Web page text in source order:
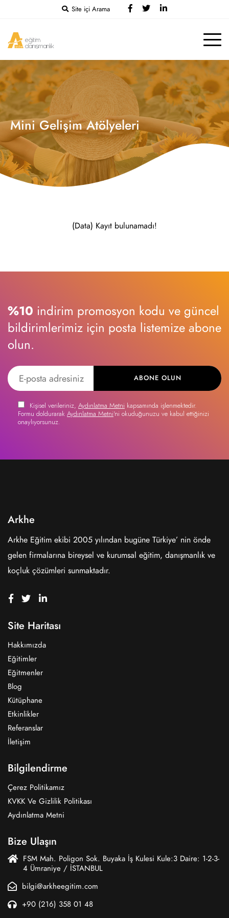
Site içi Arama
Mini Gelişim Atölyeleri
(Data) Kayıt bulunamadı!
%10 indirim promosyon kodu ve güncel
bildirimlerimiz için posta listemize abone
olun.
ABONE OLUN
Kişisel verileriniz, Aydınlatma Metni kapsamında işlenmektedir.
Formu doldurarak Aydınlatma Metni'ni okuduğunuzu ve kabul ettiğinizi
onaylıyorsunuz.
Arkhe
Arkhe Eğitim ekibi 2005 yılından bugüne Türkiye’ nin önde
gelen firmalarına bireysel ve kurumsal eğitim, danışmanlık ve
koçluk çözümleri sunmaktadır.
Site Haritası
Hakkımızda
Eğitimler
Eğitmenler
Blog
Kütüphane
Etkinlikler
Referanslar
İletişim
Bilgilendirme
Çerez Politikamız
KVKK Ve Gizlilik Politikası
Aydınlatma Metni
Bize Ulaşın
FSM Mah. Poligon Sok. Buyaka İş Kulesi Kule:3 Daire: 1-2-3-
4 Ümraniye / İSTANBUL
bilgi@arkheegitim.com
+90 (216) 358 01 48